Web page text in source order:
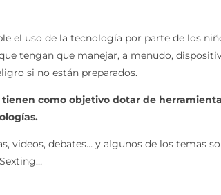
el uso de la tecnología por parte de los
tengan que manejar, a menudo,
si no están preparados.
como objetivo dotar de
videos, debates… y algunos de los temas